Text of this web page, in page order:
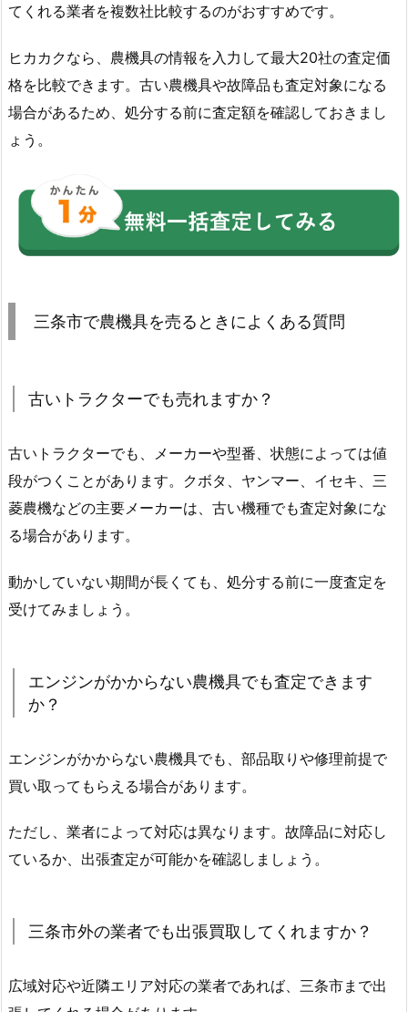
てくれる業者を複数社比較するのがおすすめです。
ヒカカクなら、農機具の情報を入力して最大20社の査定価
格を比較できます。古い農機具や故障品も査定対象になる
場合があるため、処分する前に査定額を確認しておきまし
ょう。
三条市で農機具を売るときによくある質問
古いトラクターでも売れますか？
古いトラクターでも、メーカーや型番、状態によっては値
段がつくことがあります。クボタ、ヤンマー、イセキ、三
菱農機などの主要メーカーは、古い機種でも査定対象にな
る場合があります。
動かしていない期間が長くても、処分する前に一度査定を
受けてみましょう。
エンジンがかからない農機具でも査定できます
か？
エンジンがかからない農機具でも、部品取りや修理前提で
買い取ってもらえる場合があります。
ただし、業者によって対応は異なります。故障品に対応し
ているか、出張査定が可能かを確認しましょう。
三条市外の業者でも出張買取してくれますか？
広域対応や近隣エリア対応の業者であれば、三条市まで出